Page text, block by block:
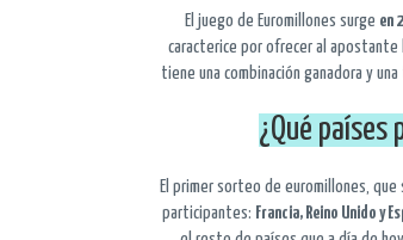
El juego de Euromillones surge en
caracterice por ofrecer al
tiene una combinación ganadora y
¿Qué países
El primer sorteo de euromillones,
participantes: Francia, Reino Unido y